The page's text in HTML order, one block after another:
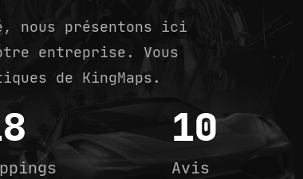
nous présentons ici
entreprise. Vous
de KingMaps.
10
Avis